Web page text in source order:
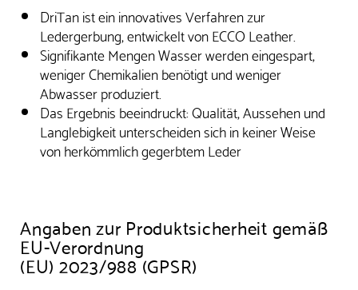
DriTan ist ein innovatives Verfahren zur
Ledergerbung, entwickelt von ECCO Leather.
Signifikante Mengen Wasser werden eingespart,
weniger Chemikalien benötigt und weniger
Abwasser produziert.
Das Ergebnis beeindruckt: Qualität, Aussehen und
Langlebigkeit unterscheiden sich in keiner Weise
von herkömmlich gegerbtem Leder
Angaben zur Produktsicherheit gemäß
EU-Verordnung
(EU) 2023/988 (GPSR)